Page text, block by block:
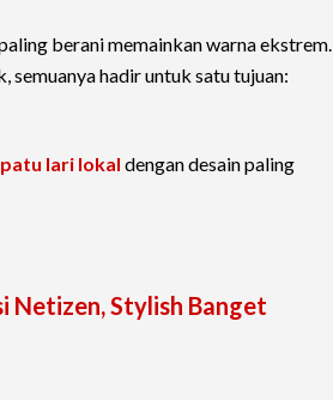
berani memainkan warna ekstrem.
hadir untuk satu tujuan:
lari lokal dengan desain paling
Netizen, Stylish Banget